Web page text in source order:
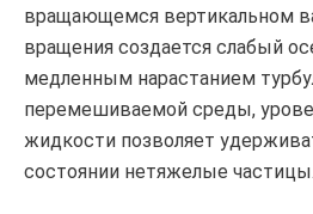
вращающемся вертикальном
вращения создается слабый
медленным нарастанием
перемешиваемой среды,
жидкости позволяет
состоянии нетяжелые частицы.